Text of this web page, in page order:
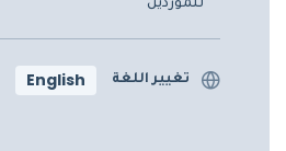
للموردين
تغيير اللغة English